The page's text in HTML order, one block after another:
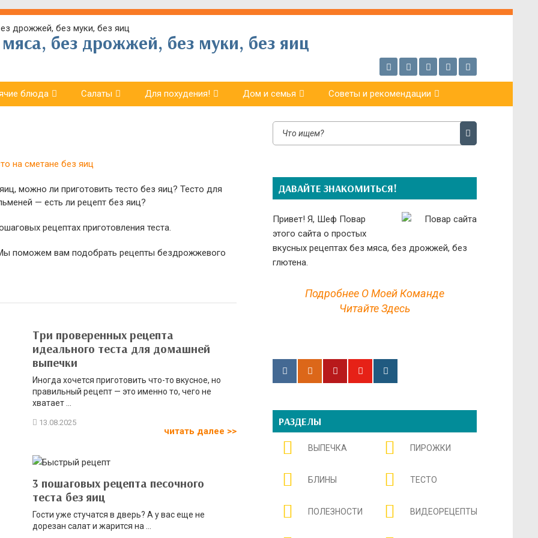
без дрожжей, без муки, без яиц
блюда Салаты Для похудения! Дом и семья Советы и рекомендации
можно ли приготовить тесто без яиц? Тесто для
— есть ли рецепт без яиц?
рецептах приготовления теста.
поможем вам подобрать рецепты бездрожжевого
Три проверенных рецепта
идеального теста для домашней
выпечки
Иногда хочется приготовить что-то вкусное, но
правильный рецепт — это именно то, чего не
хватает ...
читать далее >>
3 пошаговых рецепта песочного
теста без яиц
Гости уже стучатся в дверь? А у вас еще не
дорезан салат и жарится на ...
ДАВАЙТЕ ЗНАКОМИТЬСЯ!
Привет! Я, Шеф Повар
этого сайта о простых
вкусных рецептах без мяса, без дрожжей, без
глютена.
Подробнее О Моей Команде
Читайте Здесь
РАЗДЕЛЫ
ВЫПЕЧКА ПИРОЖКИ
БЛИНЫ ТЕСТО
ПОЛЕЗНОСТИ ВИДЕОРЕЦЕПТЫ